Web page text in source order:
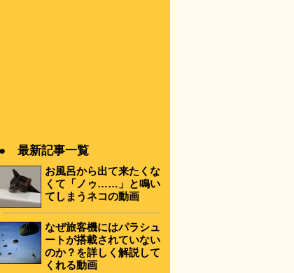
● 最新記事一覧
お風呂から出て来たくな
くて「ノゥ……」と鳴い
てしまうネコの動画
なぜ旅客機にはパラシュ
ートが搭載されていない
のか？を詳しく解説して
くれる動画